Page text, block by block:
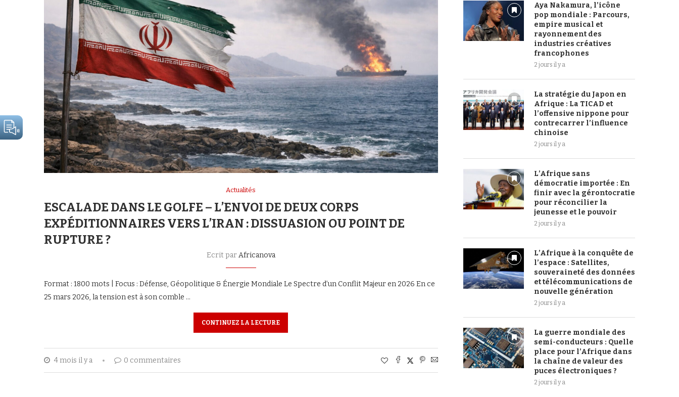
Actualités
ESCALADE DANS LE GOLFE – L’ENVOI DE DEUX CORPS
EXPÉDITIONNAIRES VERS L’IRAN : DISSUASION OU POINT DE
RUPTURE ?
Ecrit parAfricanova
Format : 1800 mots | Focus : Défense, Géopolitique & Énergie Mondiale Le Spectre d’un Conflit Majeur en 2026 En ce
25 mars 2026, la tension est à son comble …
CONTINUEZ LA LECTURE
4 mois il y a 0 commentaires
Aya Nakamura, l’icône
pop mondiale : Parcours,
empire musical et
rayonnement des
industries créatives
francophones
2 jours il y a
La stratégie du Japon en
Afrique : La TICAD et
l’offensive nippone pour
contrecarrer l’influence
chinoise
2 jours il y a
L’Afrique sans
démocratie importée : En
finir avec la gérontocratie
pour réconcilier la
jeunesse et le pouvoir
2 jours il y a
L’Afrique à la conquête de
l’espace : Satellites,
souveraineté des données
et télécommunications de
nouvelle génération
2 jours il y a
La guerre mondiale des
semi-conducteurs : Quelle
place pour l’Afrique dans
la chaîne de valeur des
puces électroniques ?
2 jours il y a